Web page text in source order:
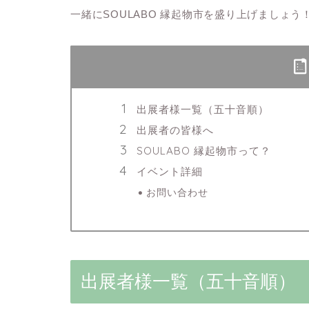
一緒にSOULABO 縁起物市を盛り上げましょう！
出展者様一覧（五十音順）
出展者の皆様へ
SOULABO 縁起物市って？
イベント詳細
お問い合わせ
出展者様一覧（五十音順）